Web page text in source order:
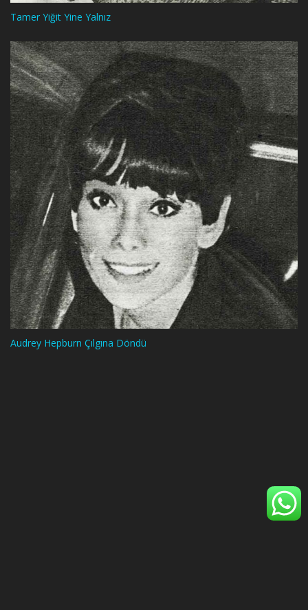
Tamer Yiğit Yine Yalnız
Audrey Hepburn Çılgına Döndü